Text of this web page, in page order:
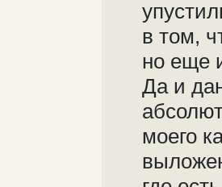
в том,
но еще
Да и
моего